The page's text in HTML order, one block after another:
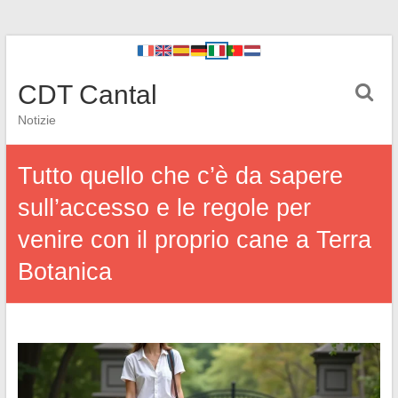
CDT Cantal
Notizie
Tutto quello che c’è da sapere
sull’accesso e le regole per
venire con il proprio cane a Terra
Botanica